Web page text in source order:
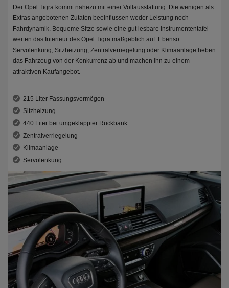
Der Opel Tigra kommt nahezu mit einer Vollausstattung. Die wenigen als
Extras angebotenen Zutaten beeinflussen weder Leistung noch
Fahrdynamik. Bequeme Sitze sowie eine gut lesbare Instrumententafel
werten das Interieur des Opel Tigra maßgeblich auf. Ebenso
Servolenkung, Sitzheizung, Zentralverriegelung oder Klimaanlage heben
das Fahrzeug von der Konkurrenz ab und machen ihn zu einem
attraktiven Kaufangebot.
215 Liter Fassungsvermögen
Sitzheizung
440 Liter bei umgeklappter Rückbank
Zentralverriegelung
Klimaanlage
Servolenkung